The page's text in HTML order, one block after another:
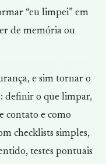
“eu limpei” em
de memória ou
e sim tornar o
definir o que limpar,
contato e como
checklists simples,
testes pontuais